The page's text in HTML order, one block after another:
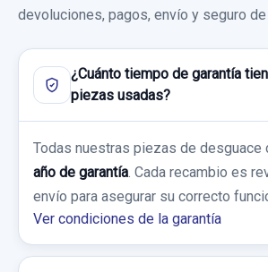
30,00 €
Sin IVA, gastos de envío no incluidos.
Consultar por whatsapp
usado.
Garantía 1 año
Ref:662496
60,00 €
Sin IVA, gastos de envío no incluidos.
BOMBA FRENO
BOMBA FRENO usado.
FORD FIESTA (CCN)
Garantía 1 año
devoluciones, pagos, envío y seguro de
¿Cuánto tiempo de garantía
piezas usadas?
Todas nuestras piezas de desguace
año de garantía. Cada recambio es
envío para asegurar su correcto
Ver condiciones de la garantía